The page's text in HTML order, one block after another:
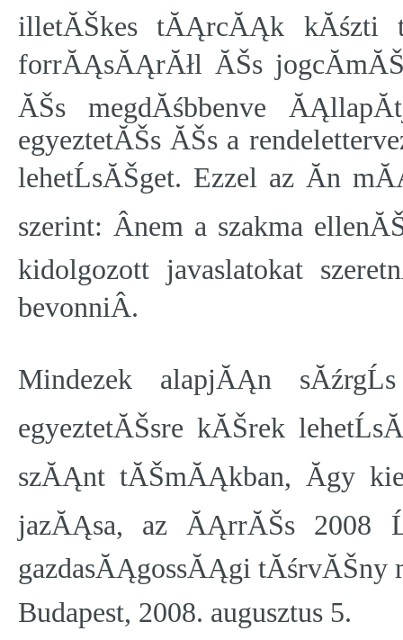
illetĂŠkes tĂĄrcĂĄk kĂśzti
forrĂĄsĂĄrĂłl ĂŠs
ĂŠs megdĂśbbenve
egyeztetĂŠsĂŠs a
lehetĹsĂŠget. Ezzel az Ăn
szerint: Ânem a szakma
kidolgozott javaslatokat
bevonniÂ.
Mindezek alapjĂĄn
egyeztetĂŠsre kĂŠrek
szĂĄnt tĂŠmĂĄkban, Ă­gy
jazĂĄsa, az ĂĄrrĂŠs 2008
gazdasĂĄgossĂĄgi tĂśrvĂŠny
Budapest, 2008. augusztus 5.